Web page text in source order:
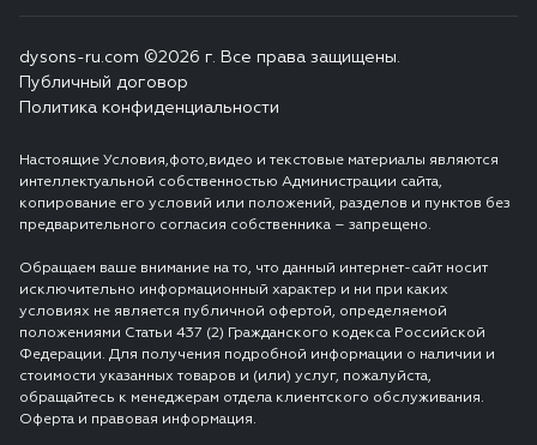
dysons-ru.com ©2026 г. Все права защищены.
Публичный договор
Политика конфиденциальности
Настоящие Условия,фото,видео и текстовые материалы являются
интеллектуальной собственностью Администрации сайта,
копирование его условий или положений, разделов и пунктов без
предварительного согласия собственника – запрещено.
Обращаем ваше внимание на то, что данный интернет-сайт носит
исключительно информационный характер и ни при каких
условиях не является публичной офертой, определяемой
положениями Статьи 437 (2) Гражданского кодекса Российской
Федерации. Для получения подробной информации о наличии и
стоимости указанных товаров и (или) услуг, пожалуйста,
обращайтесь к менеджерам отдела клиентского обслуживания.
Оферта и правовая информация.